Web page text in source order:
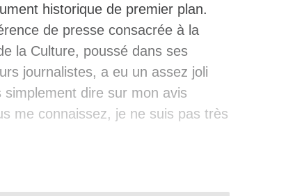
historique de premier plan.
de presse consacrée à la
la Culture, poussé dans ses
journalistes, a eu un assez joli
simplement dire sur mon avis
me connaissez, je ne suis pas très